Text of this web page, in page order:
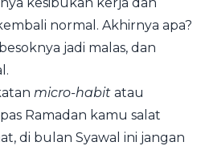
normal. Akhirnya apa?
jadi malas, dan
micro-habit atau
Ramadan kamu salat
di bulan Syawal ini jangan